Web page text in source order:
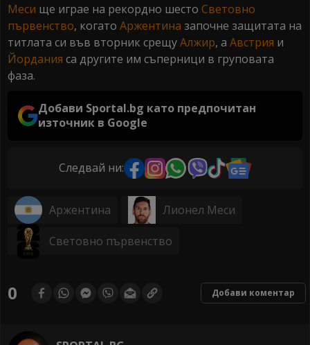
Меси ще играе на рекордно шесто Световно
първенство, когато Аржентина започне защитата на
титлата си във вторник срещуАлжир, а Австрия и
Йордания са другите им съперници в груповата
фаза.
Добави Sportal.bg като предпочитан
източник в Google
Следвай ни:
Аржентина Лионел Меси
Световно първенство
0 Добави коментар